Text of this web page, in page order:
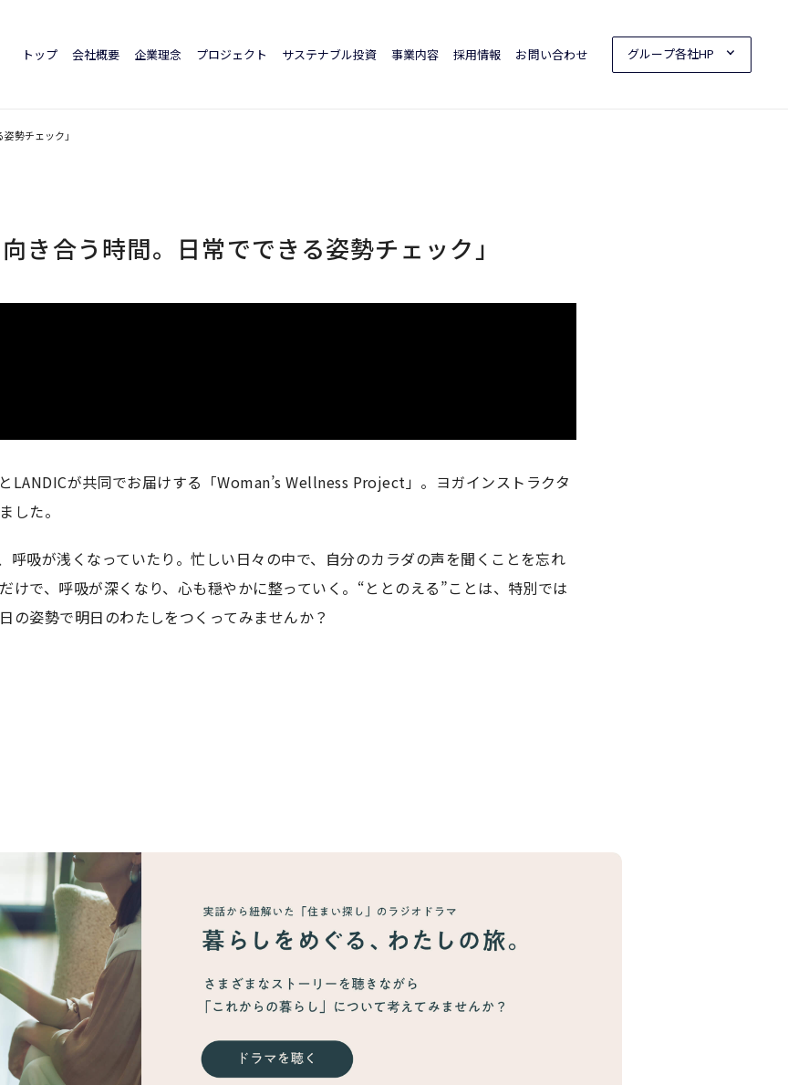
トップ 会社概要 企業理念 プロジェクト サステナブル投資 事業内容 採用情報 お問い合わせ グループ各社HP
勢チェック」
き合う時間。日常でできる姿勢チェック」
LANDICが共同でお届けする「Woman’s Wellness Project」。ヨガインストラクタ
した。
呼吸が浅くなっていたり。忙しい日々の中で、自分のカラダの声を聞くことを忘れ
けで、呼吸が深くなり、心も穏やかに整っていく。“ととのえる”ことは、特別では
の姿勢で明日のわたしをつくってみませんか？